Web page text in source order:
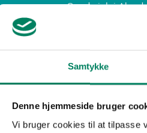
Samtykke
Denne hjemmeside bruger
Vi bruger cookies til at tilpasse
Sandwich i